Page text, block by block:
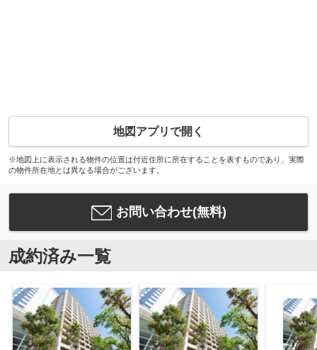
地図アプリで開く
※地図上に表示される物件の位置は付近住所に所在することを表すものであり、実際
の物件所在地とは異なる場合がございます。
お問い合わせ(無料)
成約済み一覧